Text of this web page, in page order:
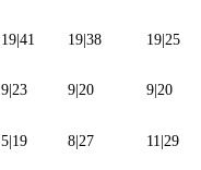
19|41 19|38 19|25
9|23 9|20 9|20
5|19 8|27 11|29